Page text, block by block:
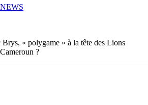
« polygame » à la tête des Lions
?